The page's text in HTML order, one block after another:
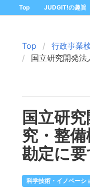
Top JUDGIT!の趣旨
Top
行政事業
国立研究開発
国立研
究・整
勘定に
科学技術・イノベーシ